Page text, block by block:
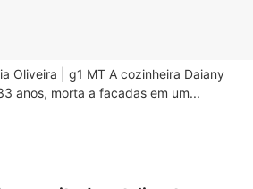
Oliveira | g1 MT A cozinheira Daiany
anos, morta a facadas em um...